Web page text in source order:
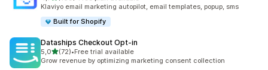
Klaviyo email marketing autopilot, email templates, popup, sms
Built for Shopify
Dataships Checkout Opt‑in
5,0stelle su 5
(72)
72 recensioni totali
•Free trial available
Grow revenue by optimizing marketing consent collection